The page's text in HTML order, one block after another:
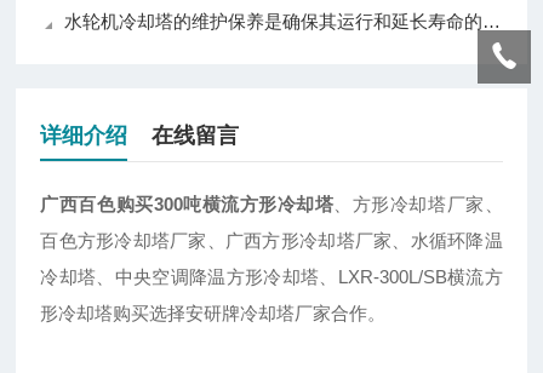
水轮机冷却塔的维护保养是确保其运行和延长寿命的关键
详细介绍 在线留言
广西百色购买300吨横流方形冷却塔 、方形冷却塔厂家、
百色方形冷却塔厂家、广西方形冷却塔厂家、水循环降温
冷却塔、中央空调降温方形冷却塔、LXR-300L/SB横流方
形冷却塔购买选择安研牌冷却塔厂家合作。